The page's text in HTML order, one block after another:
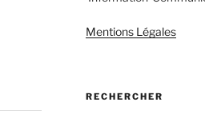
Mentions Légales
RECHERCHER